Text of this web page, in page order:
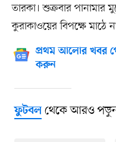
তারকা। শুক্রবার পানামার
কুরাকাওয়ের বিপক্ষে মাঠে
প্রথম আলোর খবর
করুন
ফুটবলথেকে আরও